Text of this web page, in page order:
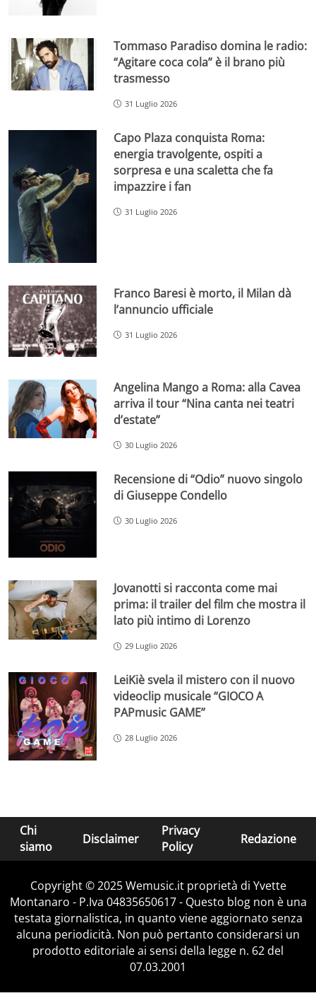
Tommaso Paradiso domina le radio:
“Agitare coca cola” è il brano più
trasmesso
31 Luglio 2026
Capo Plaza conquista Roma:
energia travolgente, ospiti a
sorpresa e una scaletta che fa
impazzire i fan
31 Luglio 2026
Franco Baresi è morto, il Milan dà
l’annuncio ufficiale
31 Luglio 2026
Angelina Mango a Roma: alla Cavea
arriva il tour “Nina canta nei teatri
d’estate”
30 Luglio 2026
Recensione di “Odio” nuovo singolo
di Giuseppe Condello
30 Luglio 2026
Jovanotti si racconta come mai
prima: il trailer del film che mostra il
lato più intimo di Lorenzo
29 Luglio 2026
LeiKiè svela il mistero con il nuovo
videoclip musicale “GIOCO A
PAPmusic GAME”
28 Luglio 2026
Chi
siamo
Disclaimer
Privacy
Policy
Redazione
Copyright © 2025 Wemusic.it proprietà di Yvette
Montanaro - P.Iva 04835650617 - Questo blog non è una
testata giornalistica, in quanto viene aggiornato senza
alcuna periodicità. Non può pertanto considerarsi un
prodotto editoriale ai sensi della legge n. 62 del
07.03.2001